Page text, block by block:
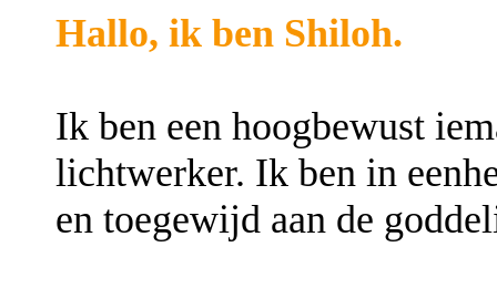
Hallo, ik ben Shiloh.
Ik ben een hoogbewust
lichtwerker. Ik ben in
en toegewijd aan de